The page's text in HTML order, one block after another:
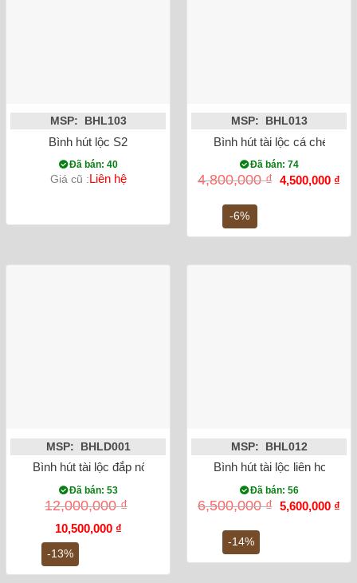
MSP: BHL103
Bình hút lộc S2
Đã bán: 40
Giá cũ :Liên hệ
-6%
MSP: BHL013
Bình hút tài lộc cá chép
Đã bán: 74
4,800,000₫ Giá
gốc
4,500,000 ₫
-13%
MSP: BHLD001
Bình hút tài lộc đắp nổi công đào mạ vàng Bát Tràng
Đã bán: 53
12,000,000₫
Giá
gốc
là:
12,000,000 ₫.
10,500,000 ₫Giá
10,500,000 ₫.
-14%
MSP: BHL012
Bình hút tài lộc liên hoa
Đã bán: 56
6,500,000₫ Giá
gốc
5,600,000 ₫